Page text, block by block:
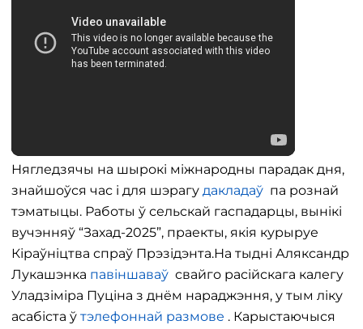
Нягледзячы на ​​шырокі міжнародны парадак дня,
знайшоўся час і для шэрагу дакладаў па рознай
тэматыцы. Работы ў сельскай гаспадарцы, вынікі
вучэнняў “Захад-2025”, праекты, якія курыруе
Кіраўніцтва спраў Прэзідэнта.На тыдні Аляксандр
Лукашэнка павіншаваў свайго расійскага калегу
Уладзіміра Пуціна з днём нараджэння, у тым ліку
асабіста ў тэлефоннай размове . Карыстаючыся